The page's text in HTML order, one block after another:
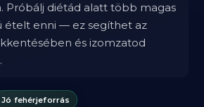
Próbálj diétád alatt több magas
ételt enni — ez segíthet az
és izomzatod
Jó fehérjeforrás